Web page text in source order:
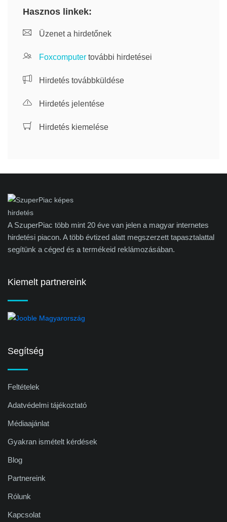
Hasznos linkek:
Üzenet a hirdetőnek
Foxcomputer további hirdetései
Hirdetés továbbküldése
Hirdetés jelentése
Hirdetés kiemelése
A SzuperPiac több mint 20 éve van jelen a magyar internetes
hirdetési piacon. A több évtized alatt megszerzett tapasztalattal
segítünk a céged és a termékeid reklámozásában.
Kiemelt partnereink
Segítség
Feltételek
Adatvédelmi tájékoztató
Médiaajánlat
Gyakran ismételt kérdések
Blog
Partnereink
Rólunk
Kapcsolat